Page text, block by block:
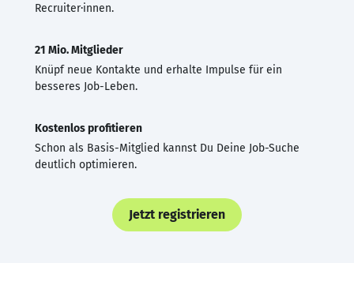
Recruiter·innen.
21 Mio. Mitglieder
Knüpf neue Kontakte und erhalte Impulse für ein
besseres Job-Leben.
Kostenlos profitieren
Schon als Basis-Mitglied kannst Du Deine Job-Suche
deutlich optimieren.
Jetzt registrieren